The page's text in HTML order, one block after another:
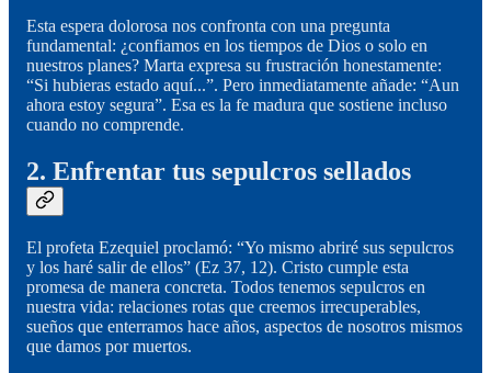
Esta espera dolorosa nos confronta con una pregunta
fundamental: ¿confiamos en los tiempos de Dios o solo en
nuestros planes? Marta expresa su frustración honestamente:
“Si hubieras estado aquí...”. Pero inmediatamente añade: “Aun
ahora estoy segura”. Esa es la fe madura que sostiene incluso
cuando no comprende.
2. Enfrentar tus sepulcros sellados
El profeta Ezequiel proclamó: “Yo mismo abriré sus sepulcros
y los haré salir de ellos” (Ez 37, 12). Cristo cumple esta
promesa de manera concreta. Todos tenemos sepulcros en
nuestra vida: relaciones rotas que creemos irrecuperables,
sueños que enterramos hace años, aspectos de nosotros mismos
que damos por muertos.